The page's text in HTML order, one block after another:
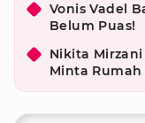
Vonis Vadel
Belum Puas!
Nikita Mirzani
Minta